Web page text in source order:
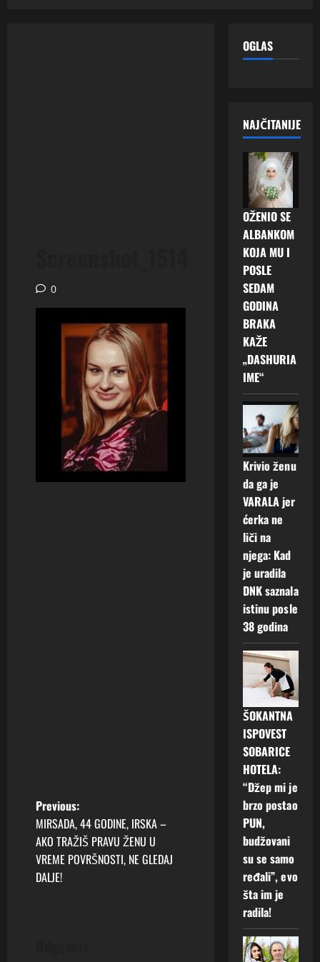
0
P
o
s
Previous:
MIRSADA, 44 GODINE, IRSKA –
AKO TRAŽIŠ PRAVU ŽENU U
VREME POVRŠNOSTI, NE GLEDAJ
DALJE!
OGLAS
NAJČITANIJE
OŽENIO SE
ALBANKOM
KOJA MU I
POSLE
SEDAM
GODINA
BRAKA
KAŽE
„DASHURIA
IME“
Krivio ženu
da ga je
VARALA jer
ćerka ne
liči na
njega: Kad
je uradila
DNK saznala
istinu posle
38 godina
ŠOKANTNA
ISPOVEST
SOBARICE
HOTELA:
“Džep mi je
brzo postao
PUN,
budžovani
su se samo
ređali”, evo
šta im je
radila!